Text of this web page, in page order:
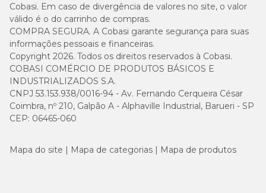
Cobasi. Em caso de divergência de valores no site, o valor
válido é o do carrinho de compras.
COMPRA SEGURA. A Cobasi garante segurança para suas
informações pessoais e financeiras.
Copyright 2026. Todos os direitos reservados à Cobasi.
COBASI COMÉRCIO DE PRODUTOS BÁSICOS E
INDUSTRIALIZADOS S.A.
CNPJ 53.153.938/0016-94 - Av. Fernando Cerqueira César
Coimbra, nº 210, Galpão A - Alphaville Industrial, Barueri - SP
CEP: 06465-060
Mapa do site Mapa de categorias Mapa de produtos